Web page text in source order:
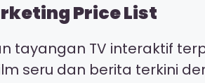
Price List
tayangan TV interaktif
seru dan berita terkini